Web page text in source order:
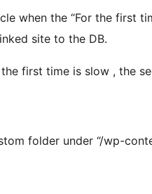
when the “For the first
site to the DB.
first time is slow , the
folder under “/wp-